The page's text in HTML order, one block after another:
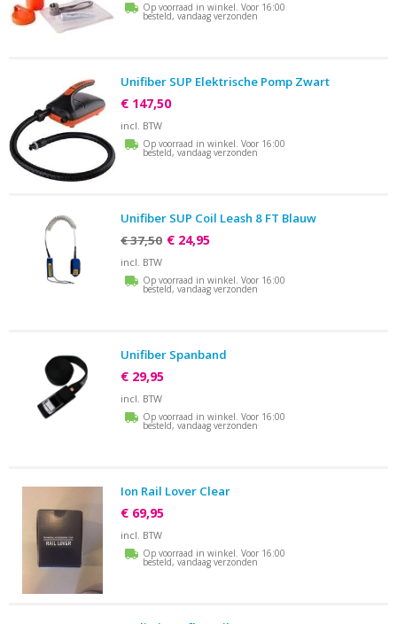
Op voorraad in winkel. Voor 16:00
besteld, vandaag verzonden
Unifiber SUP Elektrische Pomp Zwart
€ 147,50
incl. BTW
Op voorraad in winkel. Voor 16:00
besteld, vandaag verzonden
Unifiber SUP Coil Leash 8 FT Blauw
€ 37,50 € 24,95
incl. BTW
Op voorraad in winkel. Voor 16:00
besteld, vandaag verzonden
Unifiber Spanband
€ 29,95
incl. BTW
Op voorraad in winkel. Voor 16:00
besteld, vandaag verzonden
Ion Rail Lover Clear
€ 69,95
incl. BTW
Op voorraad in winkel. Voor 16:00
besteld, vandaag verzonden